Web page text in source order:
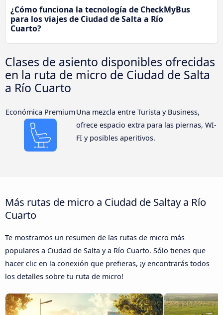
¿Cómo funciona la tecnología de CheckMyBus
para los viajes de Ciudad de Salta a Río
Cuarto?
Clases de asiento disponibles ofrecidas
en la ruta de micro de Ciudad de Salta
a Río Cuarto
Económica PremiumUna mezcla entre Turista y Business,
ofrece espacio extra para las piernas, WI-
FI y posibles aperitivos.
Más rutas de micro a Ciudad de Saltay a Río
Cuarto
Te mostramos un resumen de las rutas de micro más
populares a Ciudad de Salta y a Río Cuarto. Sólo tienes que
hacer clic en la conexión que prefieras, ¡y encontrarás todos
los detalles sobre tu ruta de micro!